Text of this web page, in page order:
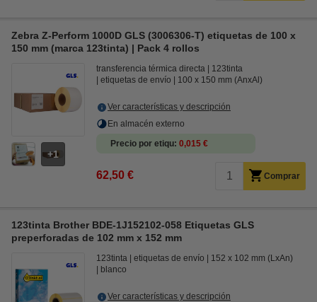
Zebra Z-Perform 1000D GLS (3006306-T) etiquetas de 100 x
150 mm (marca 123tinta) | Pack 4 rollos
1
transferencia térmica directa
123tinta
etiquetas de envío
100 x 150 mm (AnxAl)
Ver características y descripción
En almacén externo
Precio por etiqu 0,015 €
62,50 € Comprar
123tinta Brother BDE-1J152102-058 Etiquetas GLS
preperforadas de 102 mm x 152 mm
123tinta etiquetas de envío
152 x 102 mm (LxAn)
blanco
Ver características y descripción